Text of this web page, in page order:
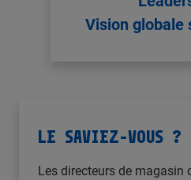
Vision globale
LE SAVIEZ-VOUS ?
Les directeurs de magasin